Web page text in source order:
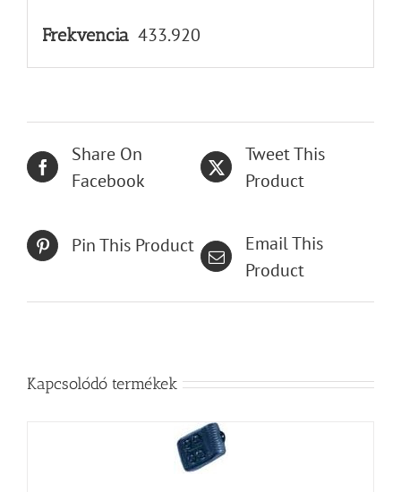
Frekvencia 433.920
Share On
Facebook
Tweet This
Product
Pin This Product
Email This
Product
Kapcsolódó termékek